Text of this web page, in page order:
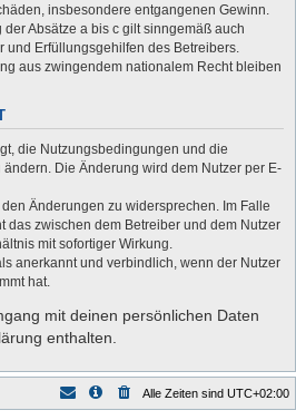
insbesondere entgangenen Gewinn.
Absätze a bis c gilt sinngemäß auch
und Erfüllungsgehilfen des Betreibers.
aus zwingendem nationalem Recht bleiben
die Nutzungsbedingungen und die
Die Änderung wird dem Nutzer per E-
Änderungen zu widersprechen. Im Falle
das zwischen dem Betreiber und dem Nutzer
mit sofortiger Wirkung.
anerkannt und verbindlich, wenn der Nutzer
hat.
mit deinen persönlichen Daten
enthalten.
Alle Zeiten sind UTC+02:00